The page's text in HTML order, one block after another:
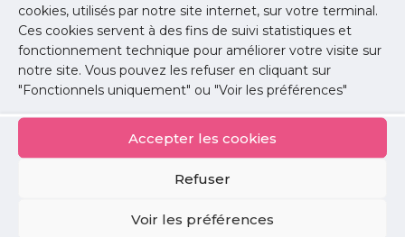
cookies, utilisés par notre site internet, sur votre terminal.
Ces cookies servent à des fins de suivi statistiques et
fonctionnement technique pour améliorer votre visite sur
notre site. Vous pouvez les refuser en cliquant sur
"Fonctionnels uniquement" ou "Voir les préférences"
Accepter les cookies
Refuser
Voir les préférences
Permanence d’aide à l’installation